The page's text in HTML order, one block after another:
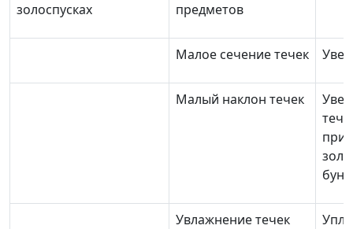
золоспусках
предметов
Малое сечение течек
Малый наклон течек
Увлажнение течек